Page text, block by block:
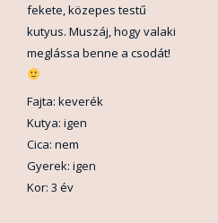
fekete, közepes testű
kutyus. Muszáj, hogy valaki
meglássa benne a csodát!
Fajta: keverék
Kutya: igen
Cica: nem
Gyerek: igen
Kor: 3 év